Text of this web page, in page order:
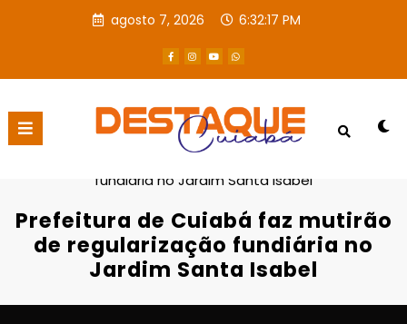
agosto 7, 2026 6:32:18 PM
Página inicial
POLÍTICA
fundiária no Jardim Santa Isabel
Prefeitura de Cuiabá faz mutirão
de regularização fundiária no
Jardim Santa Isabel